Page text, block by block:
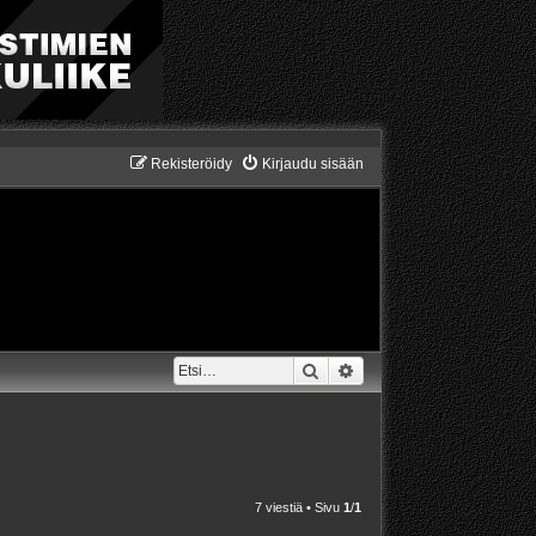
Kirjaudu sisään
Rekisteröidy
Etsi Tarkennettu haku
7 viestiä • Sivu 1 /1